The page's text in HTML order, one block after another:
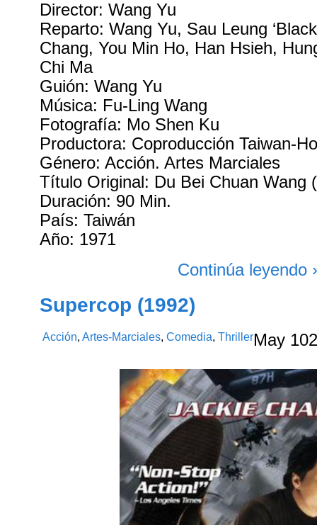
Director: Wang Yu
Reparto: Wang Yu, Sau Leung
Chang, You Min Ho, Han Hsieh,
Chi Ma
Guión: Wang Yu
Música: Fu-Ling Wang
Fotografía: Mo Shen Ku
Productora: Coproducción Taiwan-
Género: Acción. Artes Marciales
Título Original: Du Bei Chuan Wang
Duración: 90 Min.
País: Taiwán
Año: 1971
Continúa leyendo
Supercop (1992)
Acción,Artes-Marciales,Comedia,ThrillerMay 10